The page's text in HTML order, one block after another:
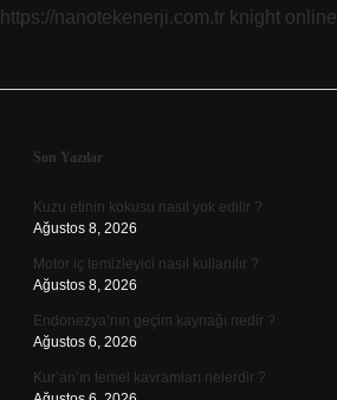
https://nanotekenerji.com.tr knight online
Sidebar
Son Yazılar
Kuzu etinin kokusu nasıl yok edilir ?
Ağustos 8, 2026
Motor iç temizleyici nasıl kullanılır ?
Ağustos 8, 2026
Endonezya’nın geçim kaynağı nedir ?
Ağustos 6, 2026
Kur’an’ın temel kavramları nelerdir ?